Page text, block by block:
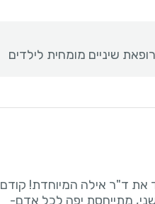
שיניים מומחית לילדים
את ד"ר אילה המיוחדת! קודם
מתייחסת יפה לכל אדם-